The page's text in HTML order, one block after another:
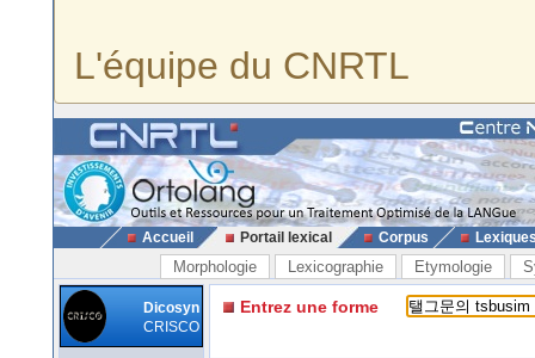
L'équipe du CNRTL
Accueil Portail lexical Corpus
Morphologie Lexicographie Etymologie
Dicosyn
CRISCO
Entrez une forme